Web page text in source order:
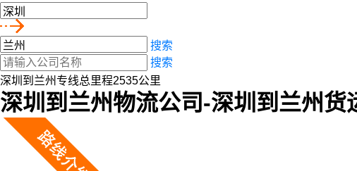
搜索
搜索
深圳到兰州专线总里程2535公里
深圳到兰州物流公司-深圳到兰州